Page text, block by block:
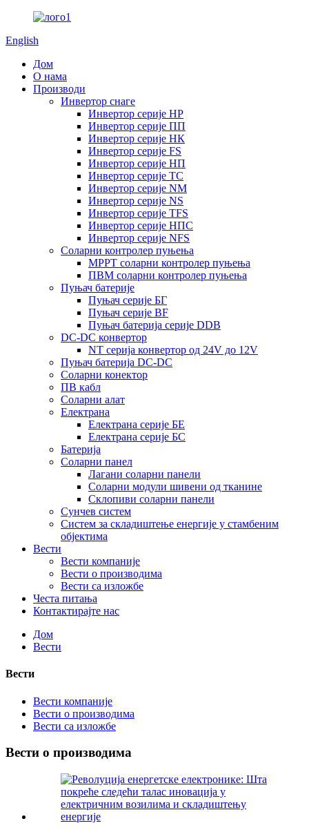
English
Дом
О нама
Производи
Инвертор снаге
Инвертор серије HP
Инвертор серије ПП
Инвертор серије НК
Инвертор серије FS
Инвертор серије НП
Инвертор серије ТС
Инвертор серије NM
Инвертор серије NS
Инвертор серије TFS
Инвертор серије НПС
Инвертор серије NFS
Соларни контролер пуњења
MPPT соларни контролер пуњења
ПВМ соларни контролер пуњења
Пуњач батерије
Пуњач серије БГ
Пуњач серије BF
Пуњач батерија серије DDB
DC-DC конвертор
NT серија конвертор од 24V до 12V
Пуњач батерија DC-DC
Соларни конектор
ПВ кабл
Соларни алат
Електрана
Електрана серије БЕ
Електрана серије БС
Батерија
Соларни панел
Лагани соларни панели
Соларни модули шивени од тканине
Склопиви соларни панели
Сунчев систем
Систем за складиштење енергије у стамбеним
објектима
Вести
Вести компаније
Вести о производима
Вести са изложбе
Честа питања
Контактирајте нас
Дом
Вести
Вести
Вести компаније
Вести о производима
Вести са изложбе
Вести о производима